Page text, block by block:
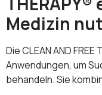
Medizin
Die CLEAN AND
Anwendungen, um
behandeln. Sie